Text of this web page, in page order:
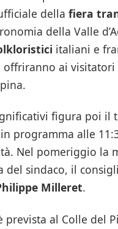
della fiera
della Valle
italiani e
ai
figura poi il
programma alle
Nel pomeriggio la
del sindaco, il
Milleret.
al Colle del